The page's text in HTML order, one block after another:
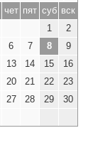
чет пят суб вск
1
2
6 7 8
9
13 14 15
16
20 21 22
23
27 28 29
30